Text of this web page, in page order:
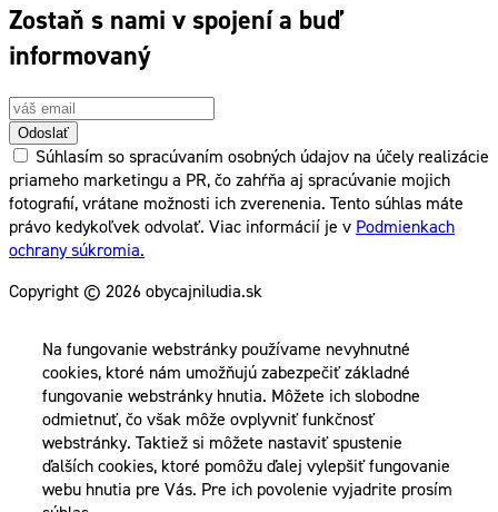
Zostaň s nami v spojení a buď
informovaný
Odoslať
Súhlasím so spracúvaním osobných údajov na účely realizácie
priameho marketingu a PR, čo zahŕňa aj spracúvanie mojich
fotografií, vrátane možnosti ich zverenenia. Tento súhlas máte
právo kedykoľvek odvolať. Viac informácií je v Podmienkach
ochrany súkromia.
Copyright © 2026 obycajniludia.sk
Na fungovanie webstránky používame nevyhnutné
cookies, ktoré nám umožňujú zabezpečiť základné
fungovanie webstránky hnutia. Môžete ich slobodne
odmietnuť, čo však môže ovplyvniť funkčnosť
webstránky. Taktiež si môžete nastaviť spustenie
ďalších cookies, ktoré pomôžu ďalej vylepšiť fungovanie
webu hnutia pre Vás. Pre ich povolenie vyjadrite prosím